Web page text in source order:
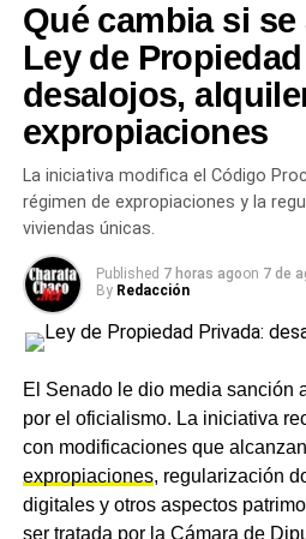
refacciones en una propiedad
viajes, que la Justicia investiga
reconstrucción patrimonial.
La Justicia espera
pericial oficial
técnico especializado en
patrimonial y financiera de
todavía no fue entregado. Con
corresponde exigirle
inconsistenciasdetectadas
declarados y su nivel de gastos.
CharataChaco.Neten la nota
migratorios solicitados aAdorni
sumó a la causa, la investigación
Qué cambia si
Ley de
desalojos,
expropiaciones
La iniciativa modifica el Código
régimen de expropiaciones y la
viviendas únicas.
Published 7 horas agoon 7 de
By Redacción
El Senado le dio media sanción
por el oficialismo. La iniciativa
con modificaciones que
expropiaciones, regularización
digitales y otros aspectos
ser tratada por la Cámara de